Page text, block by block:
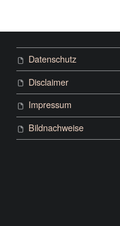
Datenschutz
Disclaimer
Impressum
Bildnachweise